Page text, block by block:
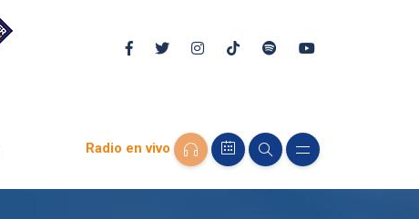
Radio en vivo